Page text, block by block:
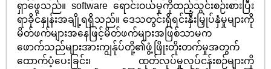
ရှာဖွေသည်။ software ရောင်းဝယ်မှုကိုထည့်သွင်းစဉ်းစားပြီး
ရာခိုင်နှုန်းအချို့ရရှိသည်။ ဒေသတွင်းရှိရင်းနှီးမြှုပ်နှံမှုများကို
မိတ်ဖက်များအနေဖြင့်မိတ်ဖက်များအဖြစ်သာမက
ဖောက်သည်များအားကျွန်ုပ်တို့၏ဖွံ့ဖြိုးတိုးတက်မှုအတွက်
ထောက်ပံ့ပေးခြင်း၊ ထုတ်လုပ်မှုလုပ်ငန်းစဉ်များကို